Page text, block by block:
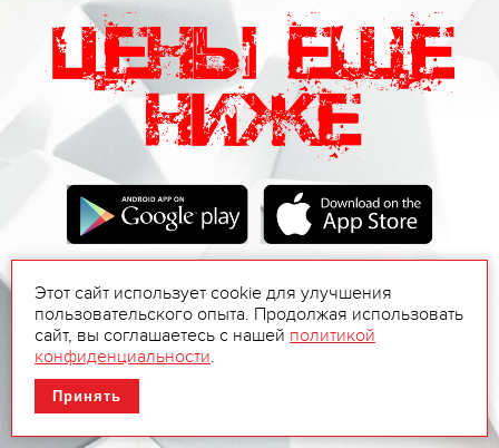
Этот сайт использует cookie для улучшения
пользовательского опыта. Продолжая использовать
сайт, вы соглашаетесь с нашей политикой
конфиденциальности.
Принять